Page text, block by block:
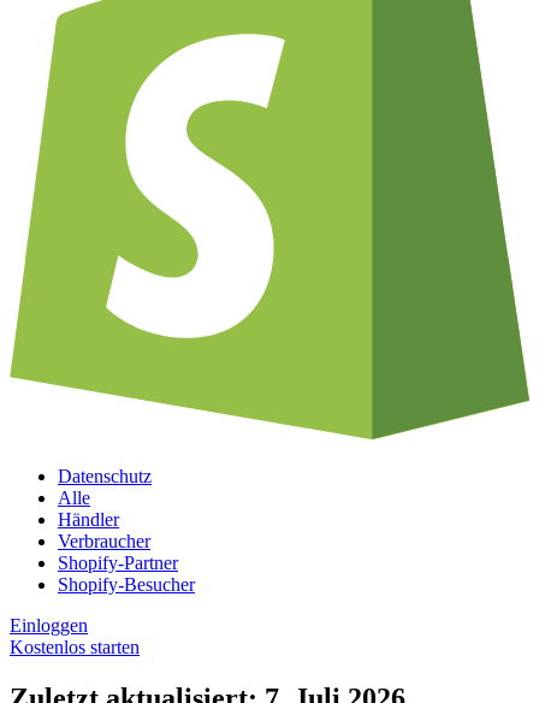
Datenschutz
Alle
Händler
Verbraucher
Shopify-Partner
Shopify-Besucher
Einloggen
Kostenlos starten